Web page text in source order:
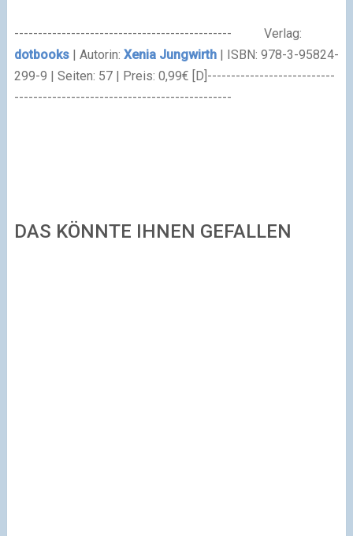
----------------------------------------------
Verlag:
dotbooks | Autorin: Xenia Jungwirth | ISBN: 978-3-95824-
299-9 | Seiten: 57| Preis: 0,99€ [D]---------------------------
----------------------------------------------
DAS KÖNNTE IHNEN GEFALLEN